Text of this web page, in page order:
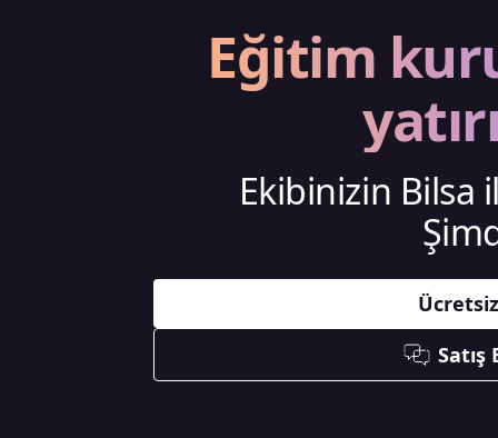
Eğitim
Ekibinizin Bilsa